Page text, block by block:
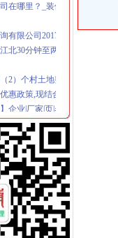
有限公司2017新招聘信息_电
北30分钟至两小时内快速配送
2）个村土地整理项目确定招
惠政策,现结合我镇实际制定礼
企业|厂家|页|名录_第8页_顺企
（2008年第二十八期）-人文
检代办公司|重庆列表网
公司两路分公司联系方式_信
执照,注册公司代理_志趣网
公司两路分公司万科朗润园经
公司两路分公司水木年华经营
京代办个体营业执照_江苏清航